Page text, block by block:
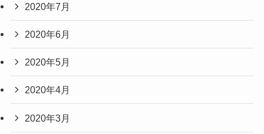
2020年7月
2020年6月
2020年5月
2020年4月
2020年3月